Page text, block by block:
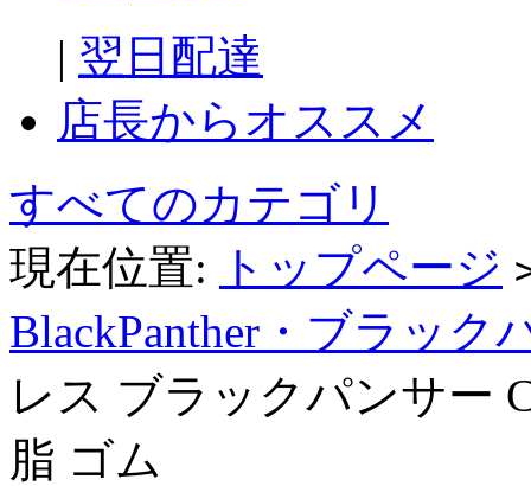
| 翌日配達
店長からオススメ
すべてのカテゴリ
現在位置:
トップページ
BlackPanther・ブラック
レス ブラックパンサー
脂 ゴム